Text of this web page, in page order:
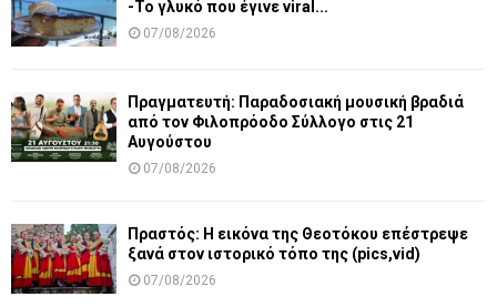
-Το γλυκό που έγινε viral...
07/08/2026
Πραγματευτή: Παραδοσιακή μουσική βραδιά
από τον Φιλοπρόοδο Σύλλογο στις 21
Αυγούστου
07/08/2026
Πραστός: Η εικόνα της Θεοτόκου επέστρεψε
ξανά στον ιστορικό τόπο της (pics,vid)
07/08/2026